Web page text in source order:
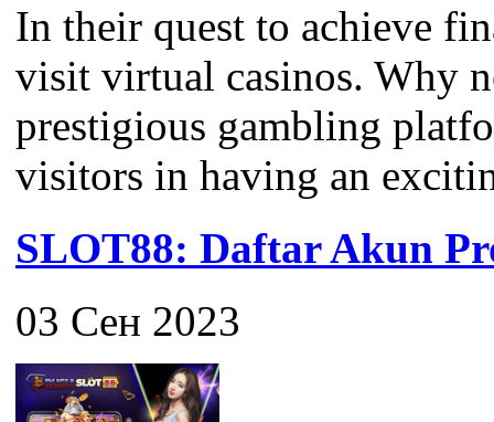
In their quest to achieve
visit virtual casinos. Why
prestigious gambling
visitors in having an
SLOT88: Daftar Akun
03 Сен 2023